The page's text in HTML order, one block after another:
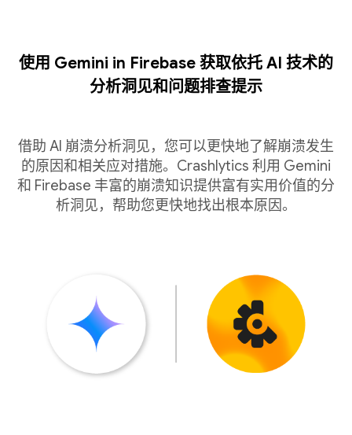
使用 Gemini in Firebase 获取依托 AI 技术的
分析洞见和问题排查提示
借助 AI 崩溃分析洞见，您可以更快地了解崩溃发生
的原因和相关应对措施。Crashlytics 利用 Gemini
和 Firebase 丰富的崩溃知识提供富有实用价值的分
析洞见，帮助您更快地找出根本原因。